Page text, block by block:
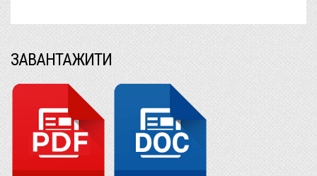
ЗАВАНТАЖИТИ